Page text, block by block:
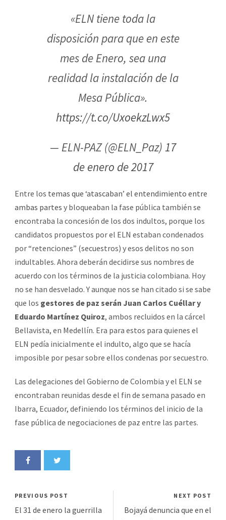
«ELN tiene toda la
disposición para que en este
mes de Enero, sea una
realidad la instalación de la
Mesa Pública».
https://t.co/UxoekzLwx5
— ELN-PAZ (@ELN_Paz) 17
de enero de 2017
Entre los temas que ‘atascaban’ el entendimiento entre
ambas partes y bloqueaban la fase pública también se
encontraba la concesión de los dos indultos, porque los
candidatos propuestos por el ELN estaban condenados
por “retenciones” (secuestros) y esos delitos no son
indultables. Ahora deberán decidirse sus nombres de
acuerdo con los términos de la justicia colombiana. Hoy
no se han desvelado. Y aunque nos se han citado si se sabe
que los gestores de paz serán Juan Carlos Cuéllar y
Eduardo Martínez Quiroz, ambos recluidos en la cárcel
Bellavista, en Medellín. Era para estos para quienes el
ELN pedía inicialmente el indulto, algo que se hacía
imposible por pesar sobre ellos condenas por secuestro.
Las delegaciones del Gobierno de Colombia y el ELN se
encontraban reunidas desde el fin de semana pasado en
Ibarra, Ecuador, definiendo los términos del inicio de la
fase pública de negociaciones de paz entre las partes.
PREVIOUS POST
El 31 de enero la guerrilla
NEXT POST
Bojayá denuncia que en el